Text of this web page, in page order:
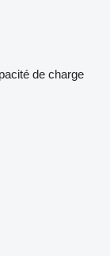
de charge